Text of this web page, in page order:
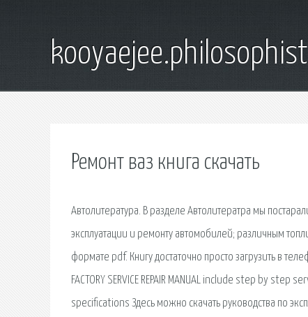
Ремонт ваз книга скачать
Автолитература. В разделе Автолитератра мы
эксплуатации и ремонту автомобилей; различным
формате pdf. Книгу достаточно просто загрузить в
FACTORY SERVICE REPAIR MANUAL include step by
specifications Здесь можно скачать руководства по